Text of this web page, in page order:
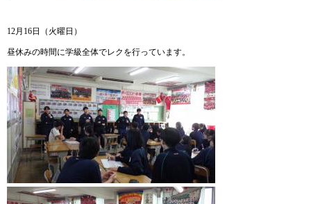
12月16日（火曜日）
昼休みの時間に学級全体でレクを行っています。